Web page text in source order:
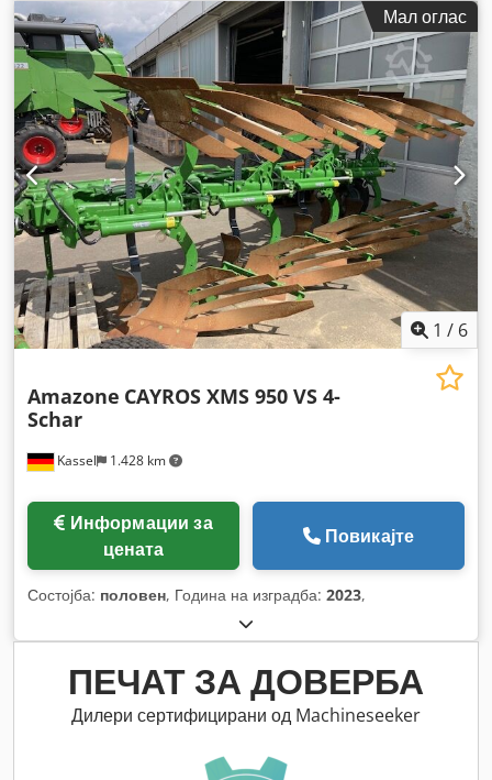
Мал оглас
1 / 6
Kassel 1.428 km
Amazone CAYROS XMS 950 VS 4-
Schar
цената
Повикајте
Состојба: половен, Година на изградба: 2023,
ПЕЧАТ ЗА ДОВЕРБА
Дилери сертифицирани од Machineseeker